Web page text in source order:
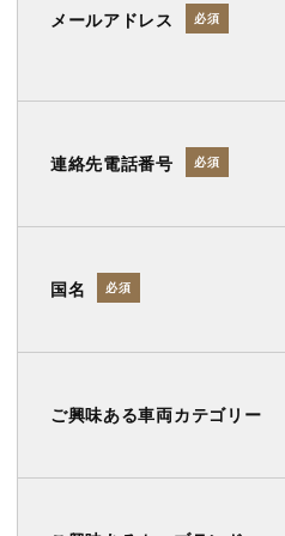
メールアドレス 必須
連絡先電話番号 必須
国名 必須
ご興味ある車両カテゴリー